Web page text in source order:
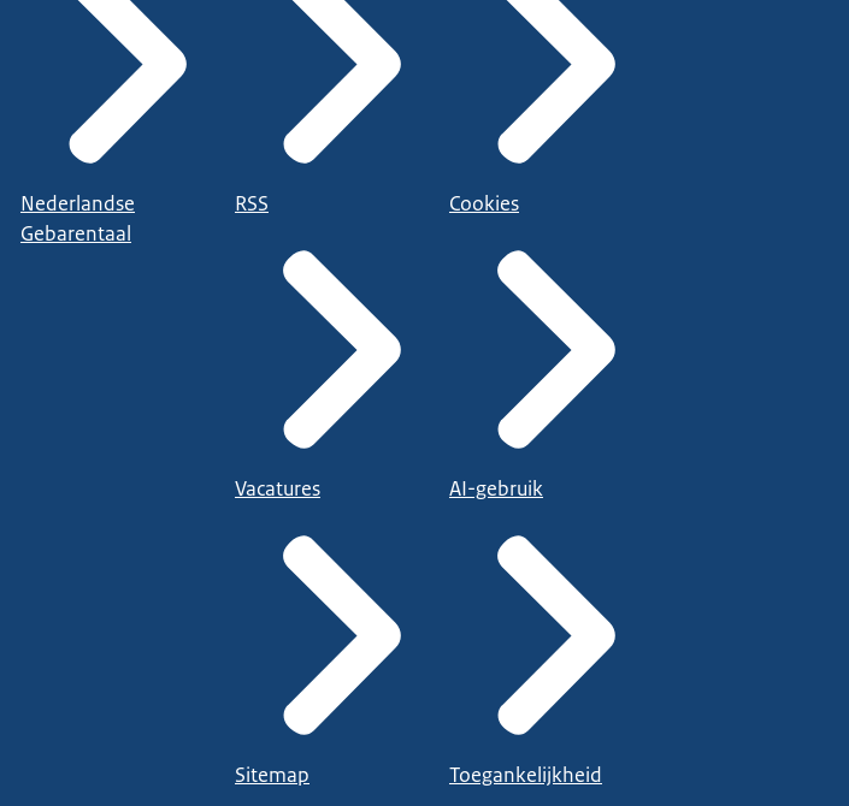
Nederlandse
Gebarentaal
RSS
Vacatures
Sitemap
Cookies
AI-gebruik
Toegankelijkheid